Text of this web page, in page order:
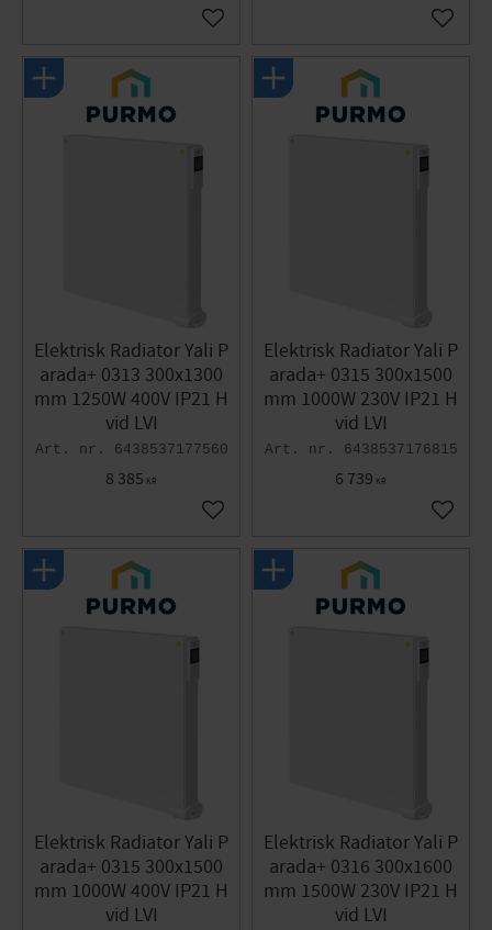
Gem som favorit Gem
Elektrisk Radiator Yali P
arada+ 0313 300x1300
mm 1250W 400V IP21 H
vid LVI
6438537177560
8 385 KR
Gem som favorit
Elektrisk Radiator Yali P
arada+ 0315 300x1500
mm 1000W 230V IP21 H
vid LVI
6438537176815
6 739 KR
Gem
Elektrisk Radiator Yali P
arada+ 0315 300x1500
mm 1000W 400V IP21 H
vid LVI
Elektrisk Radiator Yali P
arada+ 0316 300x1600
mm 1500W 230V IP21 H
vid LVI